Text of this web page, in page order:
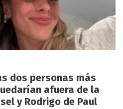
dos personas más
afuera de la
y Rodrigo de Paul